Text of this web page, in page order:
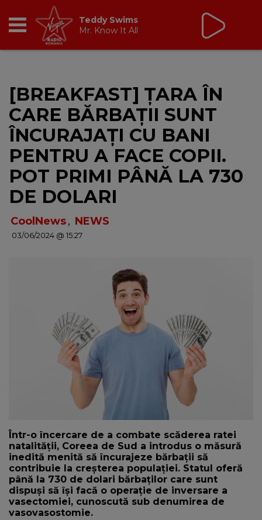
BREAKFAST
TIC TALK
CÂȘTIGĂ
HOT 30
DANCEFLOOR CHART
CONTUL MEU
Tic Talk
cu Oana Tache
10:00 - 13:00
[BREAKFAST] ȚARA ÎN
CARE BĂRBAȚII SUNT
ÎNCURAJAȚI CU BANI
PENTRU A FACE COPII.
POT PRIMI PÂNĂ LA 730
DE DOLARI
CoolNews, NEWS
03/06/2024 @ 15:27
Într-o încercare de a combate scăderea ratei
natalității, Coreea de Sud a introdus o măsură
inedită menită să încurajeze bărbații să
contribuie la creșterea populației. Statul oferă
până la 730 de dolari bărbaților care sunt
dispuși să își facă o operație de inversare a
vasectomiei, cunoscută sub denumirea de
vasovasostomie.